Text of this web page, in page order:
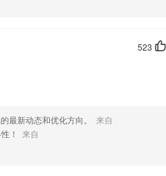
523
最新动态和优化方向。
来自
！
来自